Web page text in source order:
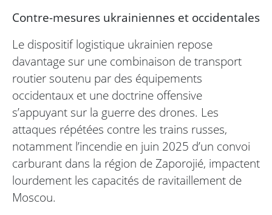
Contre-mesures ukrainiennes et occidentales
Le dispositif logistique ukrainien repose
davantage sur une combinaison de transport
routier soutenu par des équipements
occidentaux et une doctrine offensive
s’appuyant sur la guerre des drones. Les
attaques répétées contre les trains russes,
notamment l’incendie en juin 2025 d’un convoi
carburant dans la région de Zaporojié, impactent
lourdement les capacités de ravitaillement de
Moscou.